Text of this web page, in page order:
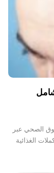
الصحي عبر
الغذائية